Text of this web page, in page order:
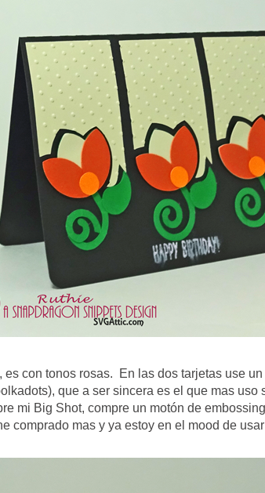
es con tonos rosas. En las dos tarjetas use
que a ser sincera es el que mas uso
mi Big Shot, compre un motón de
comprado mas y ya estoy en el mood de